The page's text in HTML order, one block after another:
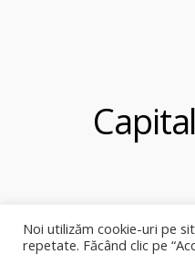
Capital
Noi utilizăm cookie-uri pe
repetate. Făcând clic pe